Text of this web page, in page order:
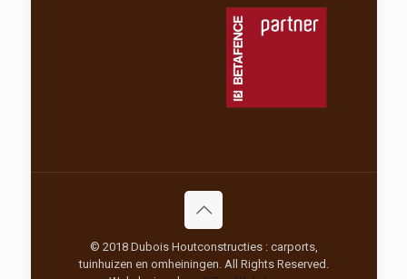
© 2018 Dubois Houtconstructies : carports,
tuinhuizen en omheiningen. All Rights Reserved.